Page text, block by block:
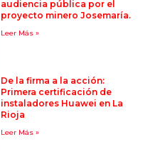
audiencia pública por el
proyecto minero Josemaría.
Leer Más »
De la firma a la acción:
Primera certificación de
instaladores Huawei en La
Rioja
Leer Más »